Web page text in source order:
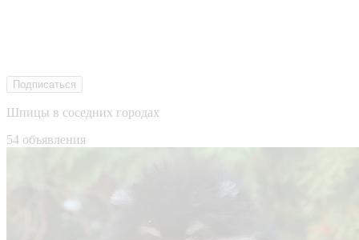
Подписаться
Шпицы в соседних городах
54 объявления